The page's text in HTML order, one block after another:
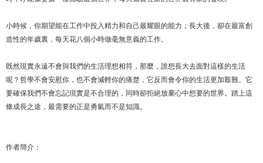
小時候，你期望能在工作中投入精力和自己最耀眼的能力；長大後，卻在最富創
造性的年歲裏，每天花八個小時做毫無意義的工作。
既然現實永遠不會與我們的生活理想相符，那麼，誰想長大去面對這樣的生活
呢？哲學不會安慰你，也不會減輕你的痛楚，它反而會令你的生活更加艱難。它
要確保我們不會忘記現實是不合理的，同時卻拒絕放棄心中想要的世界。踏上這
條成長之途，最需要的正是勇氣而不是知識。
作者簡介：